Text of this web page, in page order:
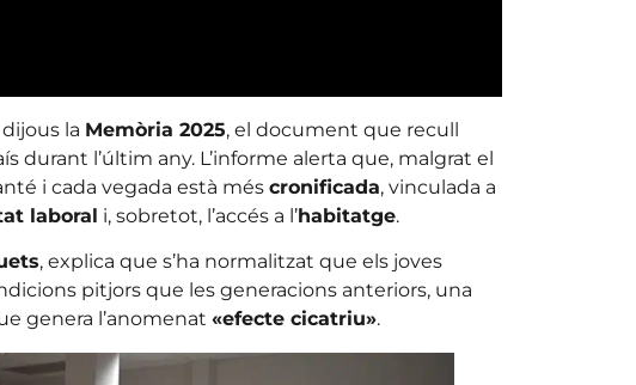
la Memòria 2025, el document que recull
durant l’últim any. L’informe alerta que, malgrat el
i cada vegada està més cronificada, vinculada a
laboral i, sobretot, l’accés a l’habitatge.
, explica que s’ha normalitzat que els joves
pitjors que les generacions anteriors, una
genera l’anomenat «efecte cicatriu».